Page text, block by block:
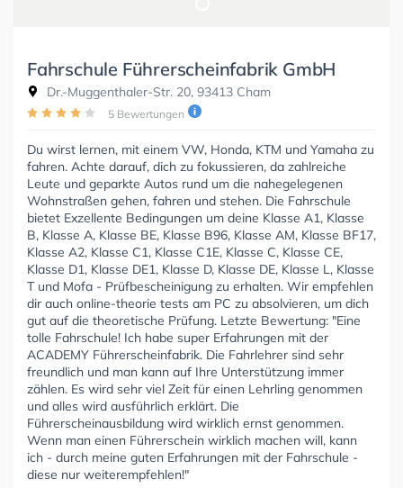
Fahrschule Führerscheinfabrik GmbH
Dr.-Muggenthaler-Str. 20, 93413 Cham
5 Bewertungen
Du wirst lernen, mit einem VW, Honda, KTM und Yamaha zu
fahren. Achte darauf, dich zu fokussieren, da zahlreiche
Leute und geparkte Autos rund um die nahegelegenen
Wohnstraßen gehen, fahren und stehen. Die Fahrschule
bietet Exzellente Bedingungen um deine Klasse A1, Klasse
B, Klasse A, Klasse BE, Klasse B96, Klasse AM, Klasse BF17,
Klasse A2, Klasse C1, Klasse C1E, Klasse C, Klasse CE,
Klasse D1, Klasse DE1, Klasse D, Klasse DE, Klasse L, Klasse
T und Mofa - Prüfbescheinigung zu erhalten. Wir empfehlen
dir auch online-theorie tests am PC zu absolvieren, um dich
gut auf die theoretische Prüfung. Letzte Bewertung: "Eine
tolle Fahrschule! Ich habe super Erfahrungen mit der
ACADEMY Führerscheinfabrik. Die Fahrlehrer sind sehr
freundlich und man kann auf Ihre Unterstützung immer
zählen. Es wird sehr viel Zeit für einen Lehrling genommen
und alles wird ausführlich erklärt. Die
Führerscheinausbildung wird wirklich ernst genommen.
Wenn man einen Führerschein wirklich machen will, kann
ich - durch meine guten Erfahrungen mit der Fahrschule -
diese nur weiterempfehlen!"